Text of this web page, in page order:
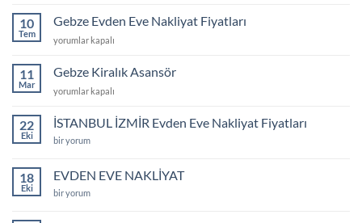
için
eve
taşımacılık
için
10
Tem
Gebze Evden Eve Nakliyat Fiyatları
Gebze
Eve
Nakliyat
Fiyatları
yorumlar kapalı
11
Mar
Gebze Kiralık Asansör
Gebze
Asansör
için
yorumlar kapalı
22
Eki
İSTANBUL İZMİR Evden Eve Nakliyat Fiyatları
İSTANBUL
Eve
Nakliyat
Fiyatları
bir yorum
18
Eki
EVDEN EVE NAKLİYAT
EVDEN
bir yorum